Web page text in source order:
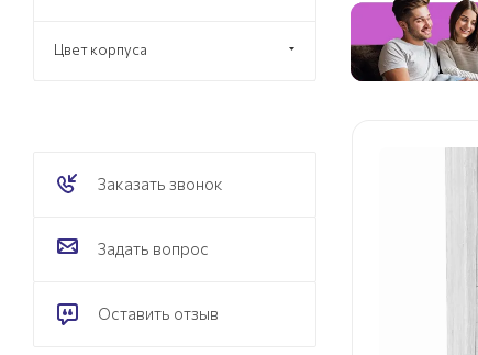
Цвет корпуса
Заказать звонок
Задать вопрос
Оставить отзыв